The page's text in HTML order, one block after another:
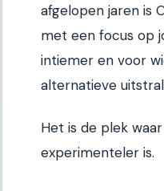
afgelopen jaren is
met een focus op
intiemer en voor
alternatieve
Het is de plek
experimenteler is.